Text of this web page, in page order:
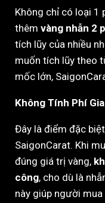
Không chỉ có loại 1
thêm vàng nhẫn 2
tích lũy của nhiều
muốn tích lũy theo
mốc lớn,
Không Tính Phí
Đây là điểm đặc
SaigonCarat. Khi
đúng giá trị vàng,
công, cho dù là
này giúp người